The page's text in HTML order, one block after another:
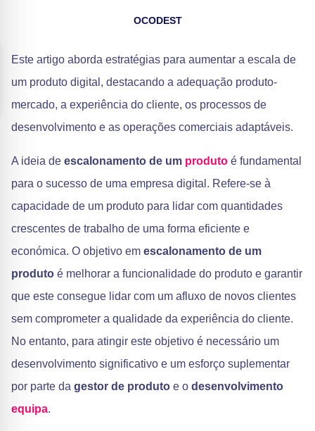
OCODEST
Este artigo aborda estratégias para aumentar a escala de
um produto digital, destacando a adequação produto-
mercado, a experiência do cliente, os processos de
desenvolvimento e as operações comerciais adaptáveis.
A ideia de escalonamento de um produto é fundamental
para o sucesso de uma empresa digital. Refere-se à
capacidade de um produto para lidar com quantidades
crescentes de trabalho de uma forma eficiente e
económica. O objetivo em escalonamento de um
produto é melhorar a funcionalidade do produto e garantir
que este consegue lidar com um afluxo de novos clientes
sem comprometer a qualidade da experiência do cliente.
No entanto, para atingir este objetivo é necessário um
desenvolvimento significativo e um esforço suplementar
por parte da gestor de produto e o desenvolvimento
equipa.